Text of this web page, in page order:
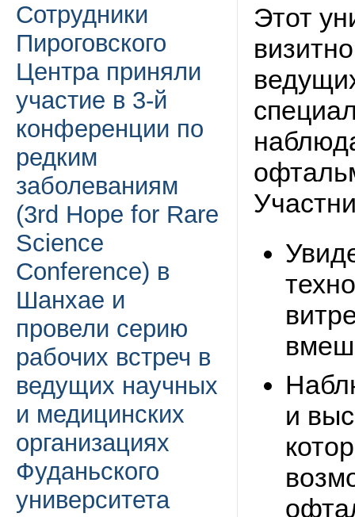
Сотрудники
Пироговского
Центра приняли
участие в 3-й
конференции по
редким
заболеваниям
(3rd Hope for Rare
Science
Conference) в
Шанхае и
провели серию
рабочих встреч в
ведущих научных
и медицинских
организациях
Фуданьского
университета
Этот
и